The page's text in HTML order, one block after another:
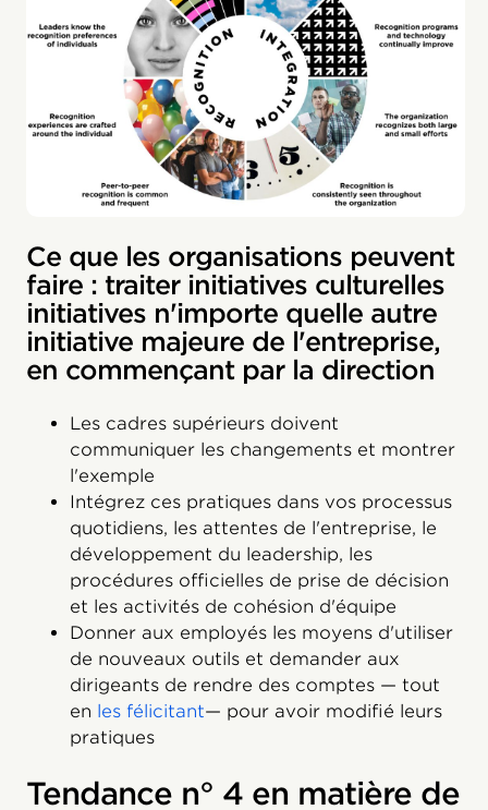
Ce que les organisations peuvent
faire : traiter initiatives culturelles
initiatives n'importe quelle autre
initiative majeure de l'entreprise,
en commençant par la direction
Les cadres supérieurs doivent
communiquer les changements et montrer
l'exemple
Intégrez ces pratiques dans vos processus
quotidiens, les attentes de l'entreprise, le
développement du leadership, les
procédures officielles de prise de décision
et les activités de cohésion d'équipe
Donner aux employés les moyens d'utiliser
de nouveaux outils et demander aux
dirigeants de rendre des comptes — tout
en les félicitant— pour avoir modifié leurs
pratiques
Tendance n° 4 en matière de